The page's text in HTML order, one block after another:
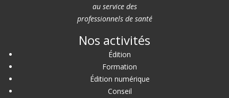
au service des
professionnels de santé
Nos activités
Édition
Formation
Édition numérique
Conseil